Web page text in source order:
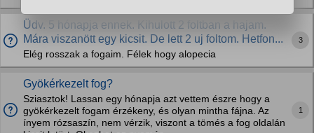
Üdv. 5 hónapja ennek. Kihulott 2 foltban a hajam.
Mára viszanött egy kicsit. De lett 2 uj foltom. Hetfon...
Elég rosszak a fogaim. Félek hogy alopecia
3
Gyökérkezelt fog?
Sziasztok! Lassan egy hónapja azt vettem észre hogy a
gyökérkezelt fogam érzékeny, és olyan mintha fájna. Az
ínyem rózsaszín, nem vérzik, viszont a tömés a fog oldalán
1